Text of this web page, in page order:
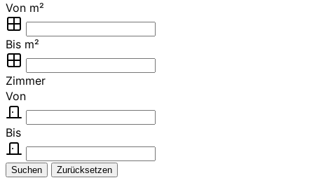
Von m²
Bis m²
Zimmer
Von
Bis
Suchen Zurücksetzen